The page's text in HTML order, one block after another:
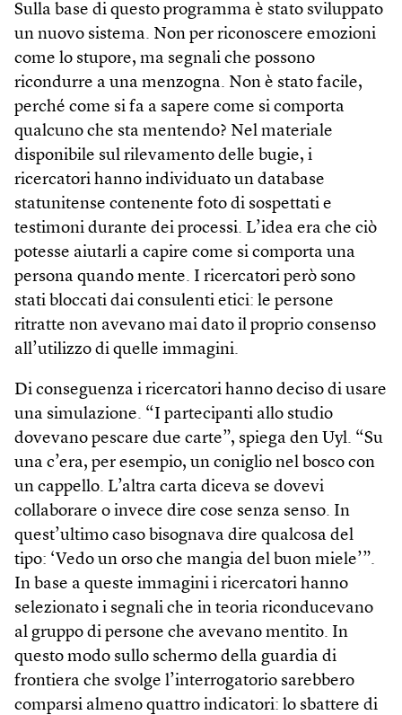
Sulla base di questo programma è stato sviluppato
un nuovo sistema. Non per riconoscere emozioni
come lo stupore, ma segnali che possono
ricondurre a una menzogna. Non è stato facile,
perché come si fa a sapere come si comporta
qualcuno che sta mentendo? Nel materiale
disponibile sul rilevamento delle bugie, i
ricercatori hanno individuato un database
statunitense contenente foto di sospettati e
testimoni durante dei processi. L’idea era che ciò
potesse aiutarli a capire come si comporta una
persona quando mente. I ricercatori però sono
stati bloccati dai consulenti etici: le persone
ritratte non avevano mai dato il proprio consenso
all’utilizzo di quelle immagini.
Di conseguenza i ricercatori hanno deciso di usare
una simulazione. “I partecipanti allo studio
dovevano pescare due carte”, spiega den Uyl. “Su
una c’era, per esempio, un coniglio nel bosco con
un cappello. L’altra carta diceva se dovevi
collaborare o invece dire cose senza senso. In
quest’ultimo caso bisognava dire qualcosa del
tipo: ‘Vedo un orso che mangia del buon miele’”.
In base a queste immagini i ricercatori hanno
selezionato i segnali che in teoria riconducevano
al gruppo di persone che avevano mentito. In
questo modo sullo schermo della guardia di
frontiera che svolge l’interrogatorio sarebbero
comparsi almeno quattro indicatori: lo sbattere di